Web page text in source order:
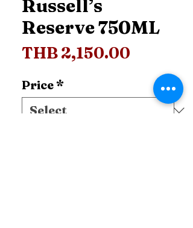
Russell’s
Reserve 750ML
THB 2,150.00
Price *